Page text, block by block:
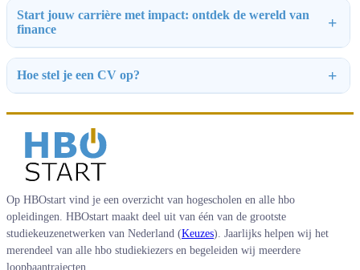
Start jouw carrière met impact: ontdek de wereld van
finance
Hoe stel je een CV op?
Op HBOstart vind je een overzicht van hogescholen en alle hbo
opleidingen. HBOstart maakt deel uit van één van de grootste
studiekeuzenetwerken van Nederland (Keuzes). Jaarlijks helpen wij het
merendeel van alle hbo studiekiezers en begeleiden wij meerdere
loopbaantrajecten.